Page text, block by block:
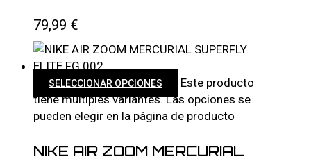
79,99 €
SELECCIONAR OPCIONES
Este producto
tiene múltiples variantes. Las opciones se
pueden elegir en la página de producto
NIKE AIR ZOOM MERCURIAL